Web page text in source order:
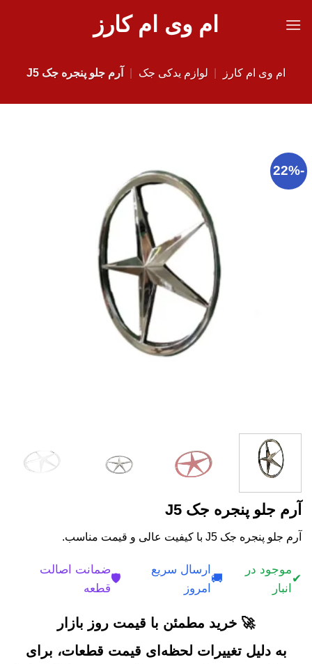
ام وی ام کارز
ام وی ام کارز لوازم یدکی جک آرم جلو پنجره جک J5
-22%
آرم جلو پنجره جک J5
آرم جلو پنجره جک J5 با کیفیت عالی و قیمت مناسب.
✔
موجود در
انبار
🚚
ارسال سریع
امروز
🛡️
ضمانت اصالت
قطعه
🚀 خرید مطمئن با قیمت روز بازار
به دلیل تغییرات لحظه‌ای قیمت قطعات، برای